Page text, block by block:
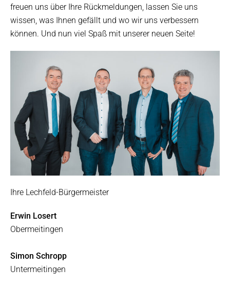
freuen uns über Ihre Rückmeldungen, lassen Sie uns
wissen, was Ihnen gefällt und wo wir uns verbessern
können. Und nun viel Spaß mit unserer neuen Seite!
Ihre Lechfeld-Bürgermeister
Erwin Losert
Obermeitingen
Simon Schropp
Untermeitingen